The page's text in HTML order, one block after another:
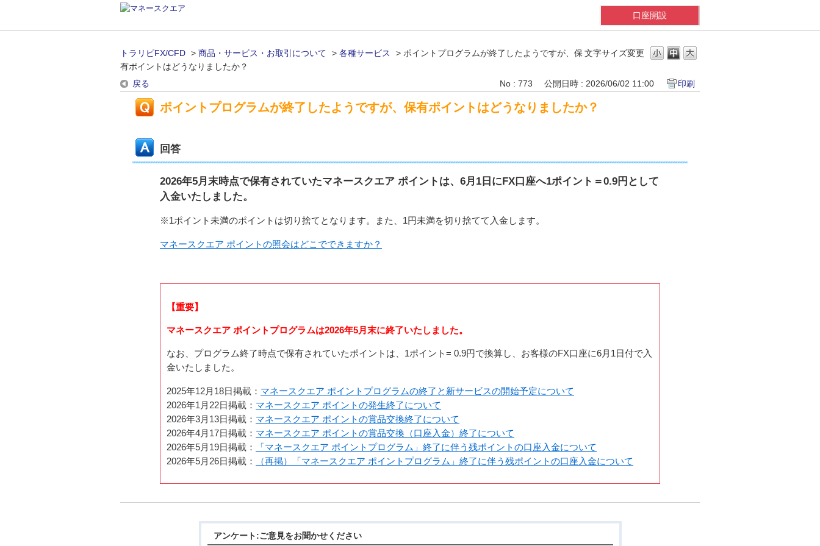
口座開設
文字サイズ変更
トラリピFX/CFD > 商品・サービス・お取引について > 各種サービス > ポイントプログラムが終了したようですが、保
有ポイントはどうなりましたか？
戻る
No : 773 公開日時 : 2026/06/02 11:00 印刷
ポイントプログラムが終了したようですが、保有ポイントはどうなりましたか？
回答
2026年5月末時点で保有されていたマネースクエア ポイントは、6月1日にFX口座へ1ポイント＝0.9円として
入金いたしました。
※1ポイント未満のポイントは切り捨てとなります。また、1円未満を切り捨てて入金します。
マネースクエア ポイントの照会はどこでできますか？
【重要】
マネースクエア ポイントプログラムは2026年5月末に終了いたしました。
なお、プログラム終了時点で保有されていたポイントは、1ポイント= 0.9円で換算し、お客様のFX口座に6月1日付で入
金いたしました。
2025年12月18日掲載： マネースクエア ポイントプログラムの終了と新サービスの開始予定について
2026年1月22日掲載： マネースクエア ポイントの発生終了について
2026年3月13日掲載： マネースクエア ポイントの賞品交換終了について
2026年4月17日掲載： マネースクエア ポイントの賞品交換（口座入金）終了について
2026年5月19日掲載：
「マネースクエア ポイントプログラム」終了に伴う残ポイントの口座入金について
2026年5月26日掲載：
（再掲）「マネースクエア ポイントプログラム」終了に伴う残ポイントの口座入金について
アンケート:ご意見をお聞かせください